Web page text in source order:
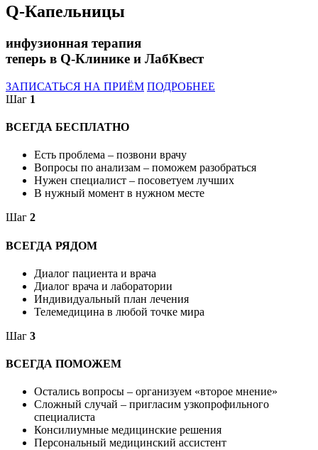
Q-Капельницы
инфузионная терапия
теперь в Q-Клинике и ЛабКвест
ЗАПИСАТЬСЯ НА ПРИЁМ ПОДРОБНЕЕ
Шаг 1
ВСЕГДА БЕСПЛАТНО
Есть проблема – позвони врачу
Вопросы по анализам – поможем разобраться
Нужен специалист – посоветуем лучших
В нужный момент в нужном месте
Шаг 2
ВСЕГДА РЯДОМ
Диалог пациента и врача
Диалог врача и лаборатории
Индивидуальный план лечения
Телемедицина в любой точке мира
Шаг 3
ВСЕГДА ПОМОЖЕМ
Остались вопросы – организуем «второе мнение»
Сложный случай – пригласим узкопрофильного
специалиста
Консилиумные медицинские решения
Персональный медицинский ассистент